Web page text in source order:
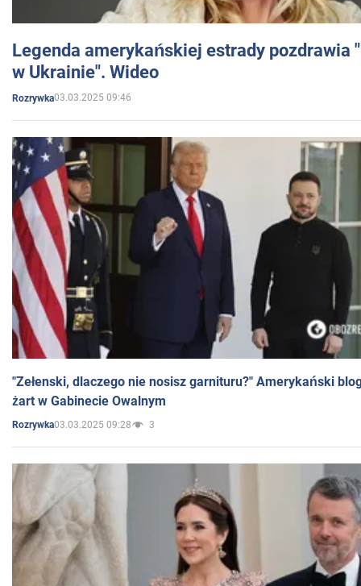
Legenda amerykańskiej estrady pozdrawia
w Ukrainie". Wideo
Rozrywka03.03.2025 09:46
"Zełenski, dlaczego nie nosisz garnituru?" Amerykański
żart w Gabinecie Owalnym
Rozrywka03.03.2025 09:28 3